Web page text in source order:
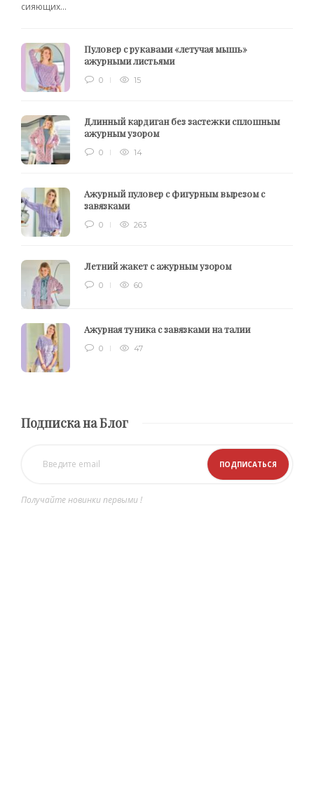
сияющих...
Пуловер с рукавами «летучая мышь»
ажурными листьями
0 15
Длинный кардиган без застежки сплошным
ажурным узором
0 14
Ажурный пуловер с фигурным вырезом с
завязками
0 263
Летний жакет с ажурным узором
0 60
Ажурная туника с завязками на талии
0 47
Подписка на Блог
Получайте новинки первыми !